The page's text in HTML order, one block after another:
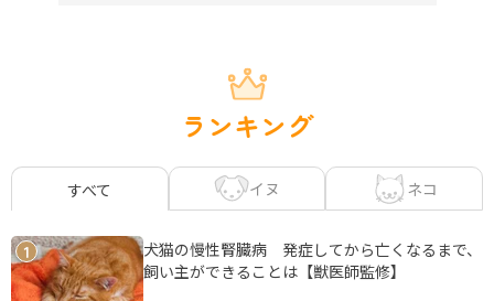
ランキング
すべて イヌ ネコ
1
犬猫の慢性腎臓病 発症してから亡くなるまで、
飼い主ができることは【獣医師監修】